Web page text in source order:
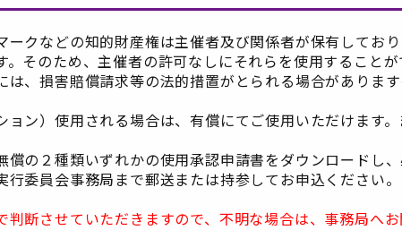
ークなどの知的財産権は主催者及び関係者が保有してお
そのため、主催者の許可なしにそれらを使用することが
、損害賠償請求等の法的措置がとられる場合があります
ン）使用される場合は、有償にてご使用いただけます
償の２種類いずれかの使用承認申請書をダウンロードし
委員会事務局まで郵送または持参してお申込ください。
断させていただきますので、不明な場合は、事務局へお